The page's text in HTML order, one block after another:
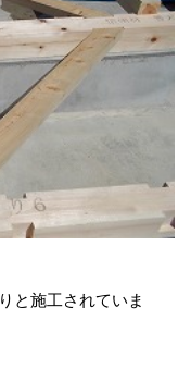
と施工されていま